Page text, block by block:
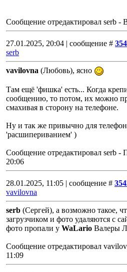
Сообщение отредактировал serb -
27.01.2025, 20:04 | сообщение #
serb
vavilovna (Любовь), ясно
Там ещё 'фишка' есть... Когда
сообщению, то потом, их можно
смахивая в сторону на телефоне.
Ну и так же привычно для
'расшипериванием' )
Сообщение отредактировал serb -
20:06
28.01.2025, 11:05 | сообщение #
vavilovna
serb (Сергей), а возможно такое,
загрузчиком и фото удаляются с
фото пропали у WaLario Валеры
Сообщение отредактировал
11:09